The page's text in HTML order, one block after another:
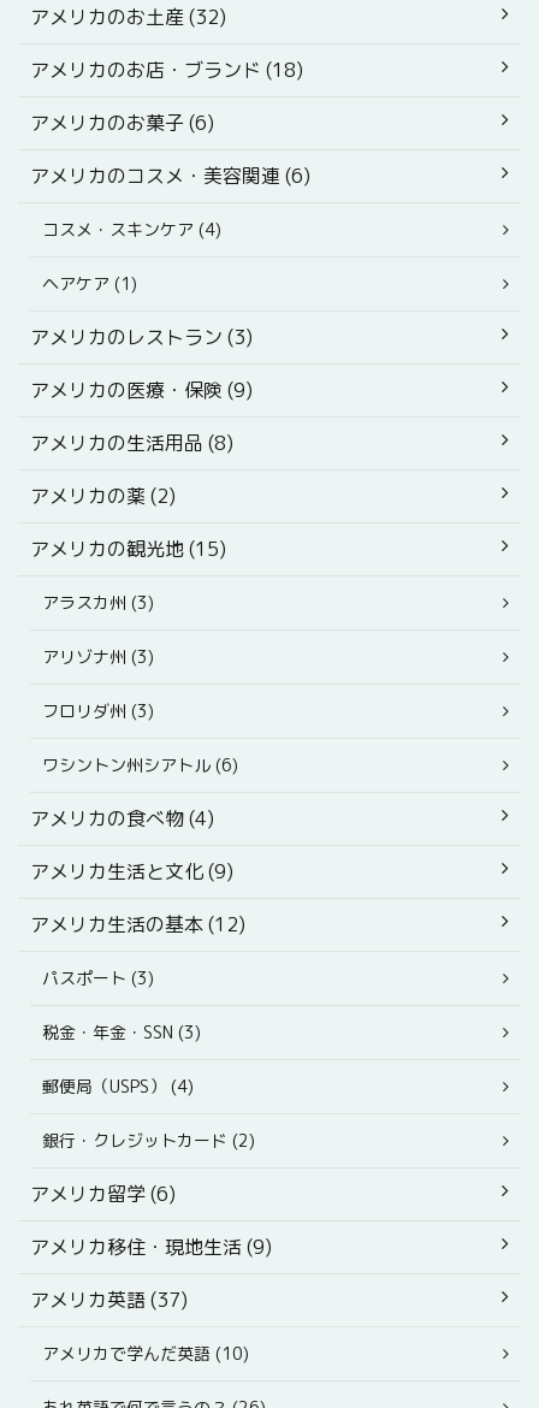
アメリカのお土産 (32)
アメリカのお店・ブランド (18)
アメリカのお菓子 (6)
アメリカのコスメ・美容関連 (6)
コスメ・スキンケア (4)
ヘアケア (1)
アメリカのレストラン (3)
アメリカの医療・保険 (9)
アメリカの生活用品 (8)
アメリカの薬 (2)
アメリカの観光地 (15)
アラスカ州 (3)
アリゾナ州 (3)
フロリダ州 (3)
ワシントン州シアトル (6)
アメリカの食べ物 (4)
アメリカ生活と文化 (9)
アメリカ生活の基本 (12)
パスポート (3)
税金・年金・SSN (3)
郵便局（USPS） (4)
銀行・クレジットカード (2)
アメリカ留学 (6)
アメリカ移住・現地生活 (9)
アメリカ英語 (37)
アメリカで学んだ英語 (10)